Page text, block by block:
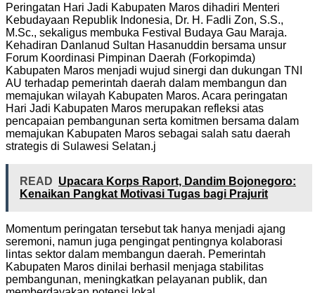
Peringatan Hari Jadi Kabupaten Maros dihadiri Menteri
Kebudayaan Republik Indonesia, Dr. H. Fadli Zon, S.S.,
M.Sc., sekaligus membuka Festival Budaya Gau Maraja.
Kehadiran Danlanud Sultan Hasanuddin bersama unsur
Forum Koordinasi Pimpinan Daerah (Forkopimda)
Kabupaten Maros menjadi wujud sinergi dan dukungan TNI
AU terhadap pemerintah daerah dalam membangun dan
memajukan wilayah Kabupaten Maros. Acara peringatan
Hari Jadi Kabupaten Maros merupakan refleksi atas
pencapaian pembangunan serta komitmen bersama dalam
memajukan Kabupaten Maros sebagai salah satu daerah
strategis di Sulawesi Selatan.j
READ Upacara Korps Raport, Dandim Bojonegoro:
Kenaikan Pangkat Motivasi Tugas bagi Prajurit
Momentum peringatan tersebut tak hanya menjadi ajang
seremoni, namun juga pengingat pentingnya kolaborasi
lintas sektor dalam membangun daerah. Pemerintah
Kabupaten Maros dinilai berhasil menjaga stabilitas
pembangunan, meningkatkan pelayanan publik, dan